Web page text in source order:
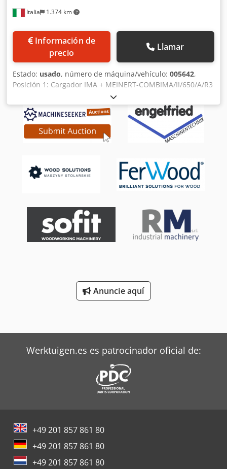
Italia 1.374 km
Información de
precio
Llamar
Estado: usado, número de máquina/vehículo: 005642,
Posición 1: Cargador IMA + MEINERT-COMBIMA/II/650/A/R3
Crjdpfxswuciwe Abbof Posición 2: Chapeadora de cantos
de doble cara IMA + MEINERT-COMBIMA/II/650/A/R3
Posición 3: Girador de tableros IMA + MEINERT-
COMBIMA/II/650/A/R3 Posición 4: Chapeadora de cantos de
doble cara IMA + MEINERT-COMBIMA/II/650/A/R3 Posición
COMBIMA/II/650/A/R3 Posición 6: Descargador IMA +
MEINERT-COMBIMA/II/650/A/R3
Anuncie aquí
Werktuigen.es es patrocinador oficial de:
+49 201 857 861 80
+49 201 857 861 80
+49 201 857 861 80